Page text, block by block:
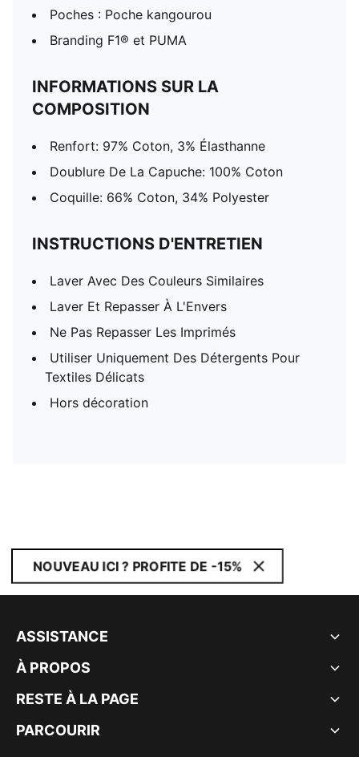
Poches : Poche kangourou
Branding F1® et PUMA
INFORMATIONS SUR LA
COMPOSITION
Renfort: 97% Coton, 3% Élasthanne
Doublure De La Capuche: 100% Coton
Coquille: 66% Coton, 34% Polyester
INSTRUCTIONS D'ENTRETIEN
Laver Avec Des Couleurs Similaires
Laver Et Repasser À L'Envers
Ne Pas Repasser Les Imprimés
Utiliser Uniquement Des Détergents Pour
Textiles Délicats
Hors décoration
NOUVEAU ICI ? PROFITE DE -15%
ASSISTANCE
À PROPOS
RESTE À LA PAGE
PARCOURIR